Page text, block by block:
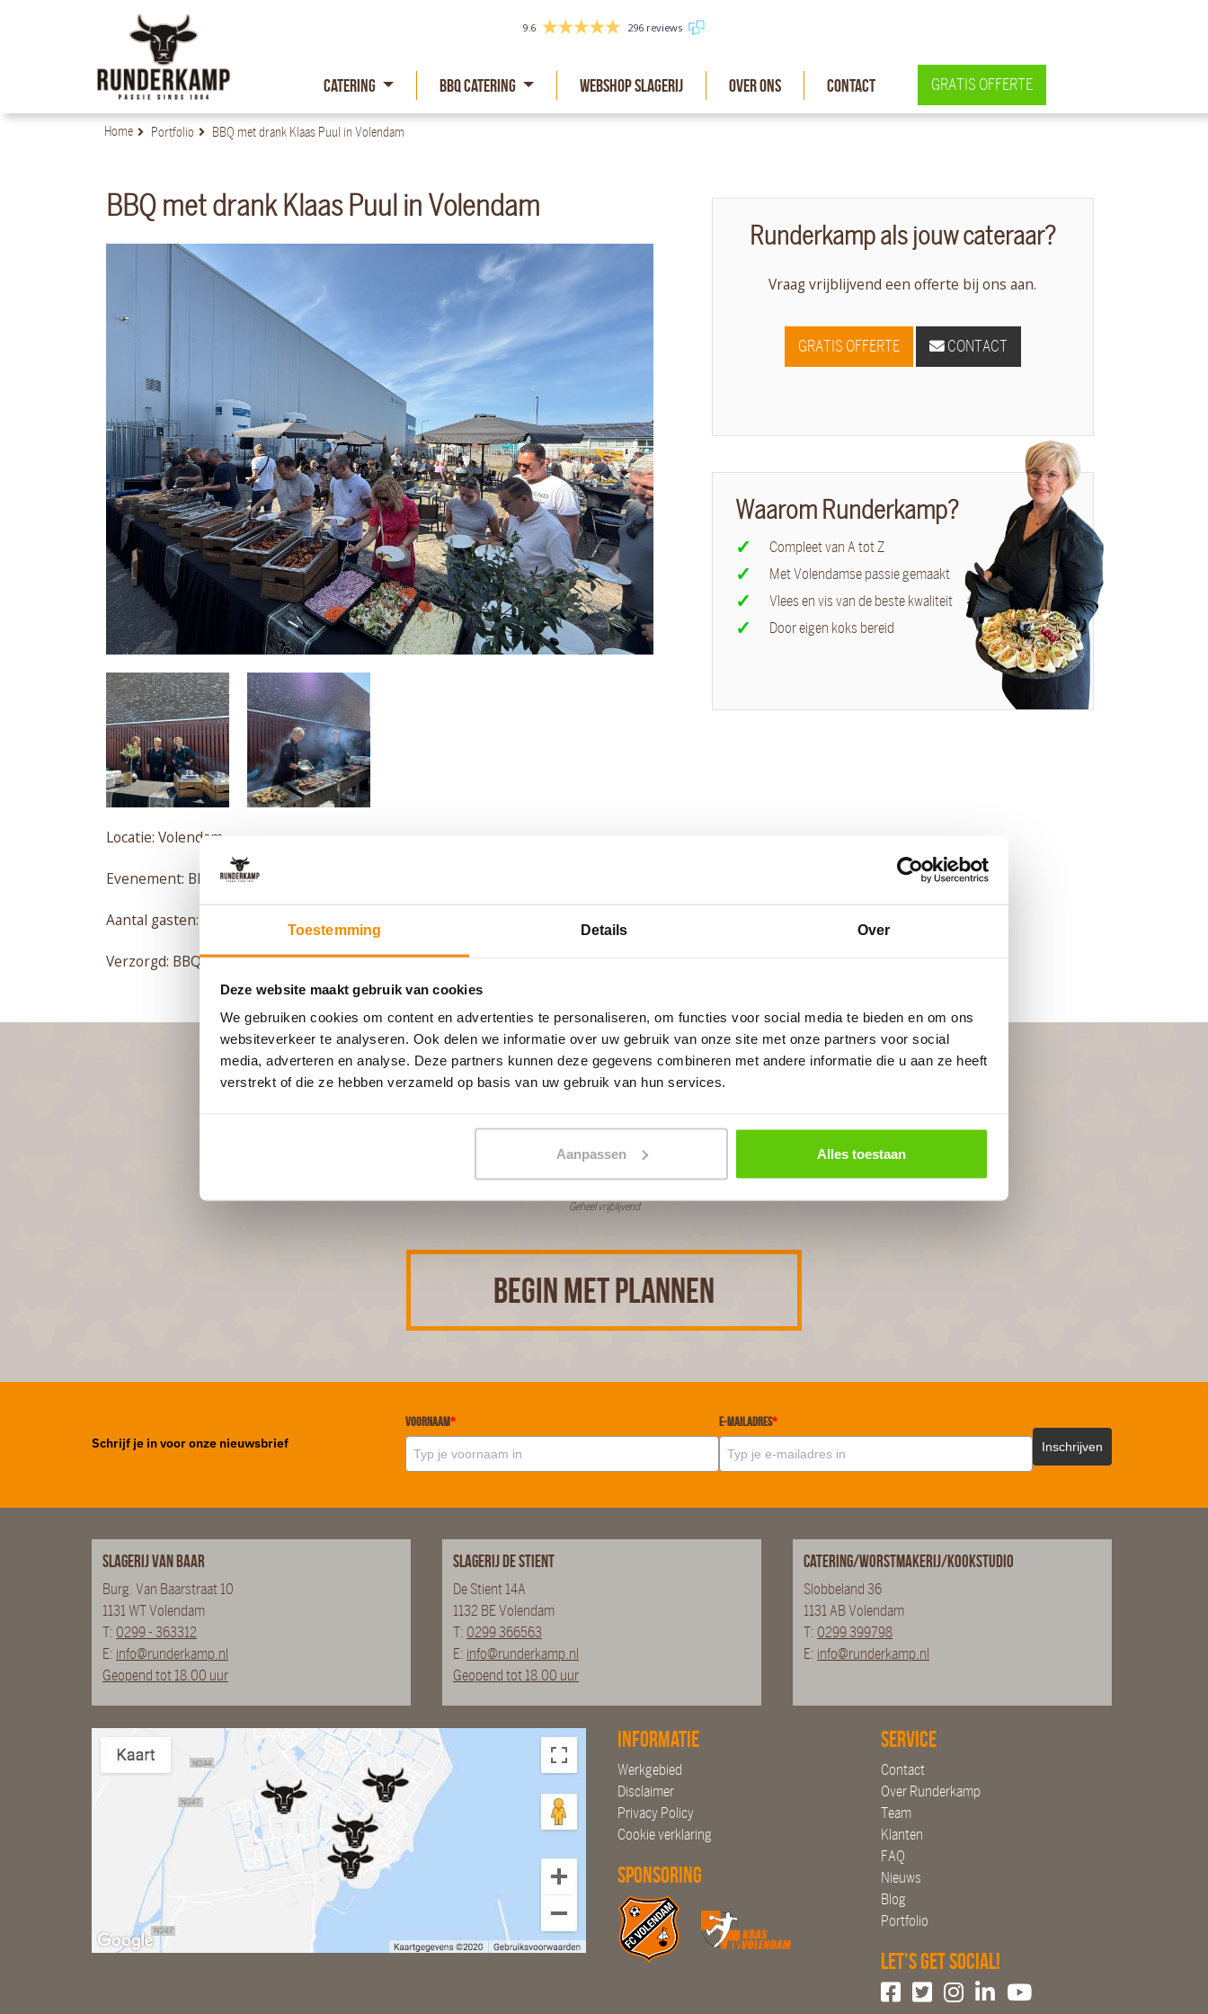
Toestemming Details Over
Deze website maakt gebruik van cookies
We gebruiken cookies om content en advertenties te personaliseren, om functies voor social media te bieden en om ons
websiteverkeer te analyseren. Ook delen we informatie over uw gebruik van onze site met onze partners voor social
media, adverteren en analyse. Deze partners kunnen deze gegevens combineren met andere informatie die u aan ze heeft
verstrekt of die ze hebben verzameld op basis van uw gebruik van hun services.
Aanpassen Alles toestaan
Catering BBQ Catering Webshop slagerij Over Ons Contact GRATIS OFFERTE
9.6 296 reviews
Home Portfolio BBQ met drank Klaas Puul in Volendam
BBQ met drank Klaas Puul in Volendam
Locatie: Volendam
Evenement: BBQ feest met drankjes
Aantal gasten: 145
Verzorgd: BBQ de luxe en Halal, inclusief koks & drankjes
Runderkamp als jouw cateraar?
Vraag vrijblijvend een offerte bij ons aan.
GRATIS OFFERTE CONTACT
Waarom Runderkamp?
Compleet van A tot Z
Met Volendamse passie gemaakt
Vlees en vis van de beste kwaliteit
Door eigen koks bereid
PLAN JOUW FEEST
In 4 stappen een offerte op maat
Geheel vrijblijvend
BEGIN MET PLANNEN
Schrijf je in voor onze nieuwsbrief
Voornaam* E-mailadres*
Inschrijven
Slagerij van Baar
Burg. Van Baarstraat 10
1131 WT Volendam
T: 0299 - 363312
E: info@runderkamp.nl
Geopend tot 18.00 uur
Slagerij De Stient
De Stient 14A
1132 BE Volendam
T: 0299 366563
E: info@runderkamp.nl
Geopend tot 18.00 uur
Catering/Worstmakerij/Kookstudio
Slobbeland 36
1131 AB Volendam
T: 0299 399798
E: info@runderkamp.nl
Informatie
Werkgebied
Disclaimer
Privacy Policy
Cookie verklaring
Sponsoring
Service
Contact
Over Runderkamp
Team
Klanten
FAQ
Nieuws
Blog
Portfolio
Let's get social!